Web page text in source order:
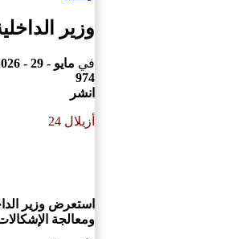
وزير
في مايو - 29 - 2026
974
انشر
أزيلال 24
استعرض وزير
ومعالجة